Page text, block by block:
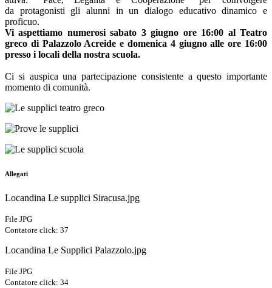
da protagonisti gli alunni in un dialogo educativo dinamico e
proficuo.
Vi aspettiamo numerosi sabato 3 giugno ore 16:00 al Teatro
greco di Palazzolo Acreide e domenica 4 giugno alle ore 16:00
presso i locali della nostra scuola.
Ci si auspica una partecipazione consistente a questo importante
momento di comunità.
Allegati
Locandina Le supplici Siracusa.jpg
File JPG
Contatore click: 37
Locandina Le Supplici Palazzolo.jpg
File JPG
Contatore click: 34